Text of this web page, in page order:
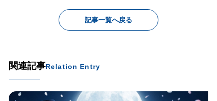
記事一覧へ戻る
関連記事Relation Entry